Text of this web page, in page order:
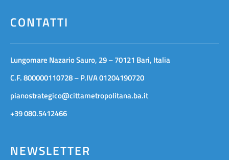
CONTATTI
Lungomare Nazario Sauro, 29 – 70121 Bari, Italia
C.F. 800000110728 – P.IVA 01204190720
pianostrategico@cittametropolitana.ba.it
+39 080.5412466
NEWSLETTER